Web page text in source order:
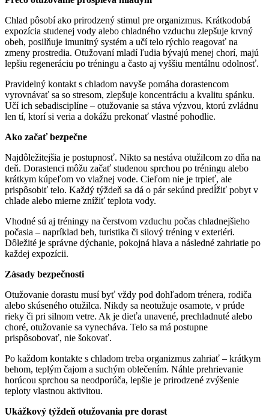
Chlad pôsobí ako prirodzený stimul pre organizmus. Krátkodobá
expozícia studenej vody alebo chladného vzduchu zlepšuje krvný
obeh, posilňuje imunitný systém a učí telo rýchlo reagovať na
zmeny prostredia. Otužovaní mladí ľudia bývajú menej chorí, majú
lepšiu regeneráciu po tréningu a často aj vyššiu mentálnu odolnosť.
Pravidelný kontakt s chladom navyše pomáha dorastencom
vyrovnávať sa so stresom, zlepšuje koncentráciu a kvalitu spánku.
Učí ich sebadisciplíne – otužovanie sa stáva výzvou, ktorú zvládnu
len tí, ktorí si veria a dokážu prekonať vlastné pohodlie.
Ako začať bezpečne
Najdôležitejšia je postupnosť. Nikto sa nestáva otužilcom zo dňa na
deň. Dorastenci môžu začať studenou sprchou po tréningu alebo
krátkym kúpeľom vo vlažnej vode. Cieľom nie je trpieť, ale
prispôsobiť telo. Každý týždeň sa dá o pár sekúnd predĺžiť pobyt v
chlade alebo mierne znížiť teplota vody.
Vhodné sú aj tréningy na čerstvom vzduchu počas chladnejšieho
počasia – napríklad beh, turistika či silový tréning v exteriéri.
Dôležité je správne dýchanie, pokojná hlava a následné zahriatie po
každej expozícii.
Zásady bezpečnosti
Otužovanie dorastu musí byť vždy pod dohľadom trénera, rodiča
alebo skúseného otužilca. Nikdy sa neotužuje osamote, v prúde
rieky či pri silnom vetre. Ak je dieťa unavené, prechladnuté alebo
choré, otužovanie sa vynecháva. Telo sa má postupne
prispôsobovať, nie šokovať.
Po každom kontakte s chladom treba organizmus zahriať – krátkym
behom, teplým čajom a suchým oblečením. Náhle prehrievanie
horúcou sprchou sa neodporúča, lepšie je prirodzené zvýšenie
teploty vlastnou aktivitou.
Ukážkový týždeň otužovania pre dorast